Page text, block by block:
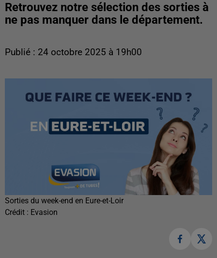
Retrouvez notre sélection des sorties à
ne pas manquer dans le département.
Publié : 24 octobre 2025 à 19h00
Sorties du week-end en Eure-et-Loir
Crédit : Evasion